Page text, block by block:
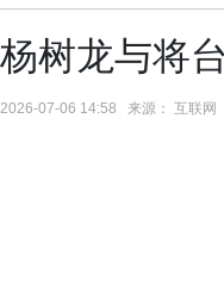
杨树龙与将
2026-07-06 14:58 来源： 互联网